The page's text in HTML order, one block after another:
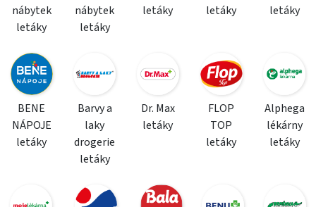
nábytek
letáky
nábytek
letáky
letáky
letáky
letáky
BENE
NÁPOJE
letáky
Barvy a
laky
drogerie
letáky
Dr. Max
letáky
FLOP
TOP
letáky
Alphega
lékárny
letáky